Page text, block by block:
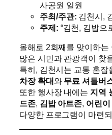
사공원 일원
주최/주관: 김천시,
주제: “김천, 김밥으
올해로 2회째를 맞이하는
많은 시민과 관광객이 찾
특히, 김천시는 교통 혼잡
차장 확대 와 무료 셔틀버
또한 행사장 내에는 지역
드존, 김밥 아트존, 어린
다양한 프로그램이 마련